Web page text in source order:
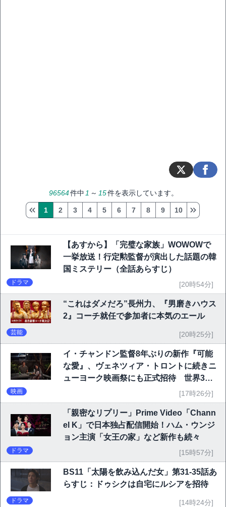
96564件中 1 ～ 15件を表示しています。
1 2 3 4 5 6 7 8 9 10
【あすから】「完璧な家族」WOWOWで
一挙放送！行定勲監督が演出した話題の韓
国ミステリー（全話あらすじ）
ドラマ [20時54分]
“これはダメだろ”長州力、『男磨きハウス
2』コーチ就任で参加者に本気のエール
芸能 [20時25分]
イ・チャンドン監督8年ぶりの新作『可能
な愛』、ヴェネツィア・トロントに続きニ
ューヨーク映画祭にも正式招待 世界3大
映画 [17時26分]
「親密なリプリー」Prime Video「Chann
el K」で日本独占配信開始！ハム・ウンジ
ョン主演「女王の家」など新作も続々
ドラマ [15時57分]
BS11「太陽を飲み込んだ女」第31-35話あ
らすじ：ドゥシクは自宅にルシアを招待
ドラマ [14時24分]